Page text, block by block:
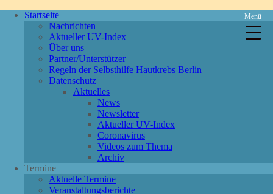
Startseite
Nachrichten
Aktueller UV-Index
Über uns
Partner/Unterstützer
Regeln der Selbsthilfe Hautkrebs Berlin
Datenschutz
Aktuelles
News
Newsletter
Aktueller UV-Index
Coronavirus
Videos zum Thema
Archiv
Termine
Aktuelle Termine
Veranstaltungsberichte
Menü